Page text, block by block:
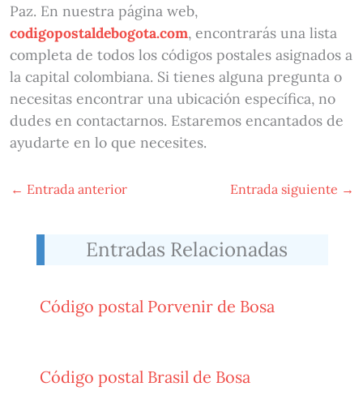
Paz. En nuestra página web,
codigopostaldebogota.com, encontrarás una lista
completa de todos los códigos postales asignados a
la capital colombiana. Si tienes alguna pregunta o
necesitas encontrar una ubicación específica, no
dudes en contactarnos. Estaremos encantados de
ayudarte en lo que necesites.
← Entrada anterior Entrada siguiente →
Entradas Relacionadas
Código postal Porvenir de Bosa
Código postal Brasil de Bosa